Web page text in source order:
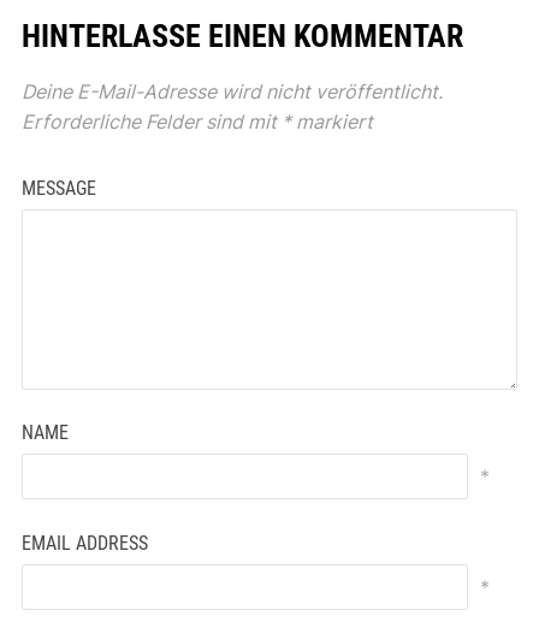
HINTERLASSE EINEN KOMMENTAR
Deine E-Mail-Adresse wird nicht veröffentlicht.
Erforderliche Felder sind mit *markiert
MESSAGE
NAME
*
EMAIL ADDRESS
*